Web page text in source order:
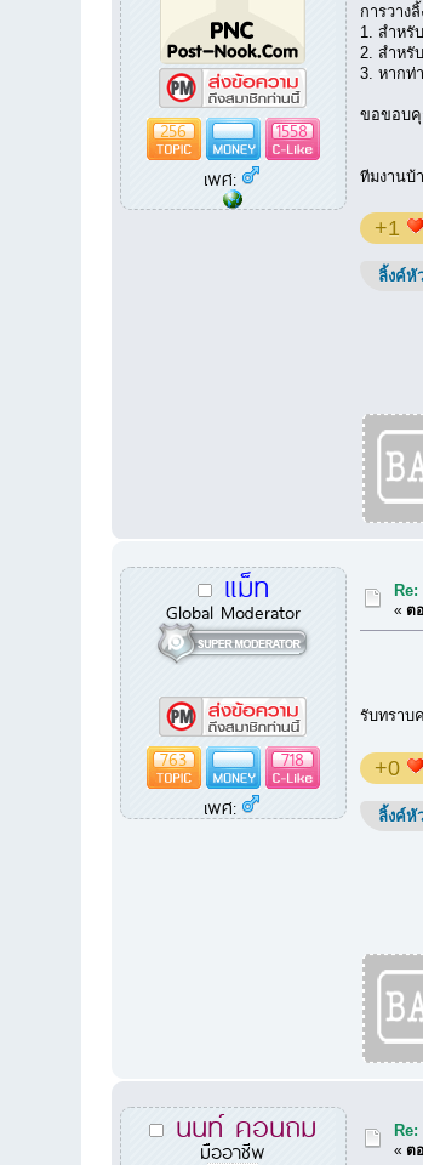
256
1558
เพศ:
การวาง
1. สำหรั
2. สำหรั
3. หากท่
ขอขอบคุ
ทีมงานบ้
+1
ลิ้งค์หั
แม็ท
Global Moderator
763
718
เพศ:
«ต
รับทราบ
+0
ลิ้งค์หั
นนท์ คอนถม
มืออาชีพ «ต